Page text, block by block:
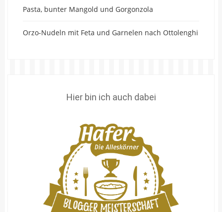
Pasta, bunter Mangold und Gorgonzola
Orzo-Nudeln mit Feta und Garnelen nach Ottolenghi
Hier bin ich auch dabei